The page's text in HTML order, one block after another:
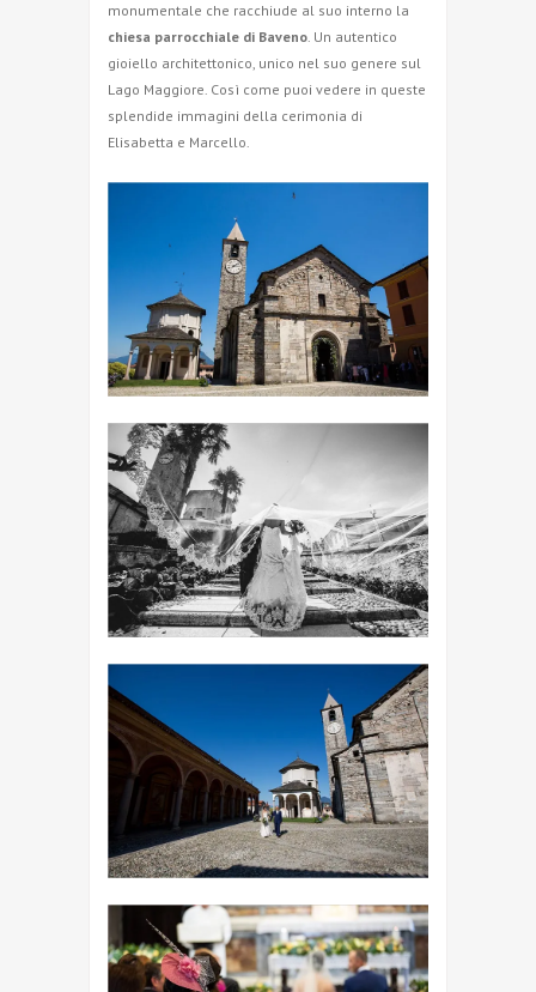
monumentale che racchiude al suo interno la
chiesa parrocchiale di Baveno. Un autentico
gioiello architettonico, unico nel suo genere sul
Lago Maggiore. Così come puoi vedere in queste
splendide immagini della cerimonia di
Elisabetta e Marcello.